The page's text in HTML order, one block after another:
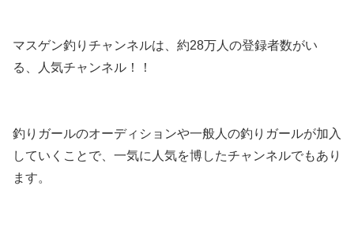
マスゲン釣りチャンネルは、約28万人の登録者数がい
る、人気チャンネル！！
釣りガールのオーディションや一般人の釣りガールが加入
していくことで、一気に人気を博したチャンネルでもあり
ます。